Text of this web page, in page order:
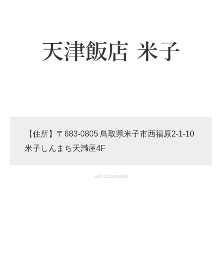
モノづくり技術者専門サイト
エレクトロニクス専門サイト
ちょっと気になるネットの話題
【住所】〒683-0805 鳥取県米子市西福原2-1-10
米子しんまち天満屋4F
advertisement